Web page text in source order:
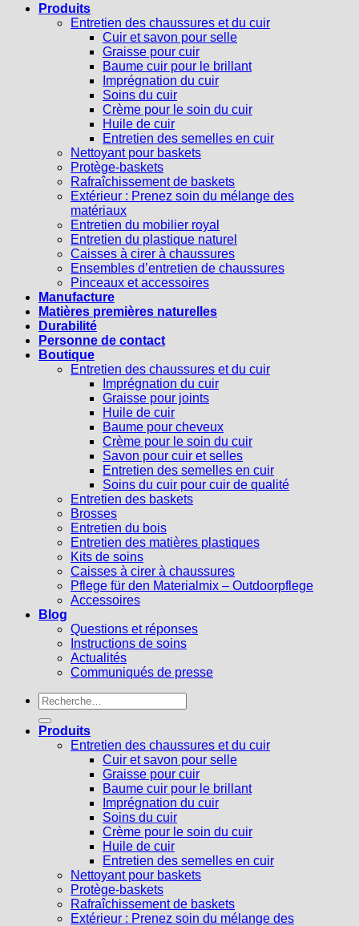
Produits
Entretien des chaussures et du cuir
Cuir et savon pour selle
Graisse pour cuir
Baume cuir pour le brillant
Imprégnation du cuir
Soins du cuir
Crème pour le soin du cuir
Huile de cuir
Entretien des semelles en cuir
Nettoyant pour baskets
Protège-baskets
Rafraîchissement de baskets
Extérieur : Prenez soin du mélange des
matériaux
Entretien du mobilier royal
Entretien du plastique naturel
Caisses à cirer à chaussures
Ensembles d’entretien de chaussures
Pinceaux et accessoires
Manufacture
Matières premières naturelles
Durabilité
Personne de contact
Boutique
Entretien des chaussures et du cuir
Imprégnation du cuir
Graisse pour joints
Huile de cuir
Baume pour cheveux
Crème pour le soin du cuir
Savon pour cuir et selles
Entretien des semelles en cuir
Soins du cuir pour cuir de qualité
Entretien des baskets
Brosses
Entretien du bois
Entretien des matières plastiques
Kits de soins
Caisses à cirer à chaussures
Pflege für den Materialmix – Outdoorpflege
Accessoires
Blog
Questions et réponses
Instructions de soins
Actualités
Communiqués de presse
Recherche
pour :
Produits
Entretien des chaussures et du cuir
Cuir et savon pour selle
Graisse pour cuir
Baume cuir pour le brillant
Imprégnation du cuir
Soins du cuir
Crème pour le soin du cuir
Huile de cuir
Entretien des semelles en cuir
Nettoyant pour baskets
Protège-baskets
Rafraîchissement de baskets
Extérieur : Prenez soin du mélange des